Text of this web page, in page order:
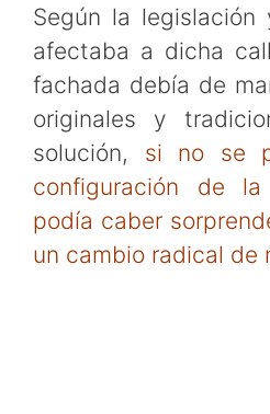
Según la
afectaba a dicha
fachada debía de
originales y
solución, si no se
configuración de
podía caber
un cambio radical de